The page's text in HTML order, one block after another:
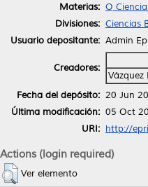
Materias: Q
Divisiones: Ciencias
Usuario depositante: Admin
Creadores:
Vázquez
Fecha del depósito: 20 Jun
Última modificación: 05 Oct
URI: http://
Actions (login required)
Ver elemento